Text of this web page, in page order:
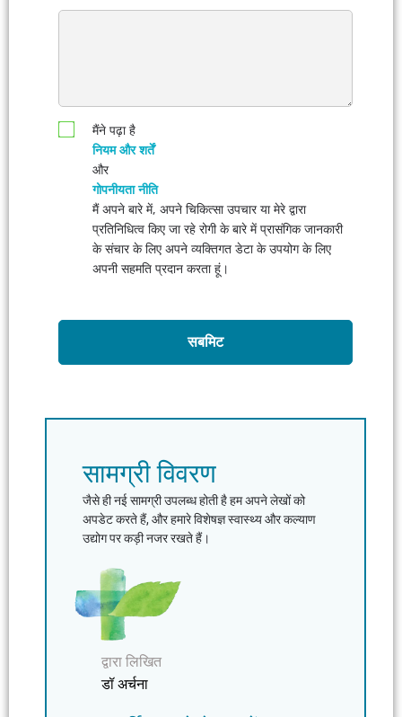
मैंने पढ़ा है
नियम और शर्तें
और
गोपनीयता नीति
मैं अपने बारे में, अपने चिकित्सा उपचार या मेरे द्वारा
प्रतिनिधित्व किए जा रहे रोगी के बारे में प्रासंगिक जानकारी
के संचार के लिए अपने व्यक्तिगत डेटा के उपयोग के लिए
अपनी सहमति प्रदान करता हूं।
सबमिट
सामग्री विवरण
जैसे ही नई सामग्री उपलब्ध होती है हम अपने लेखों को
अपडेट करते हैं, और हमारे विशेषज्ञ स्वास्थ्य और कल्याण
उद्योग पर कड़ी नजर रखते हैं।
द्वारा लिखित
डॉ अर्चना